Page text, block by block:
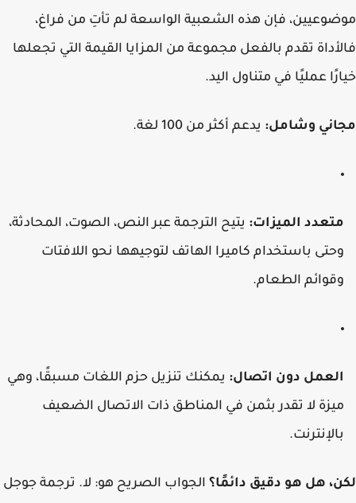
فإن هذه الشعبية الواسعة لم تأتِ من فراغ،
تقدم بالفعل مجموعة من المزايا القيمة التي تجعلها
عمليًا في متناول اليد.
وشامل:يدعم أكثر من 100 لغة.
الميزات:يتيح الترجمة عبر النص، الصوت، المحادثة،
باستخدام كاميرا الهاتف لتوجيهها نحو اللافتات
الطعام.
دون اتصال:يمكنك تنزيل حزم اللغات مسبقًا، وهي
لا تقدر بثمن في المناطق ذات الاتصال الضعيف
هل هو دقيق دائمًا؟الجواب الصريح هو: لا. ترجمة جوجل